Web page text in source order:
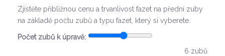
Zjistěte přibližnou cenu a trvanlivost fazet na přední zuby
na základě počtu zubů a typu fazet, který si vyberete.
Počet zubů k úpravě:
6 zubů